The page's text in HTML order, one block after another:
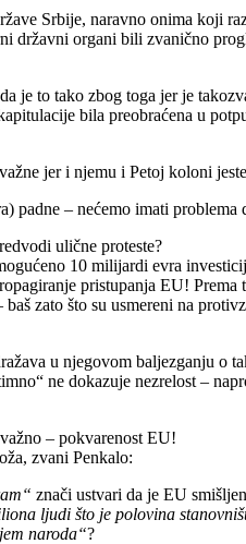
Srbije, naravno onima koji
državni organi bili zvanično
je to tako zbog toga jer je
bila preobraćena u
jer i njemu i Petoj koloni
padne – nećemo imati
ulične proteste?
10 milijardi evra
pristupanja EU!
zato što su usmereni na
u njegovom baljezganju
ne dokazuje nezrelost –
– pokvarenost EU!
zvani Penkalo:
znači ustvari da je EU
ljudi što je polovina
naroda“?